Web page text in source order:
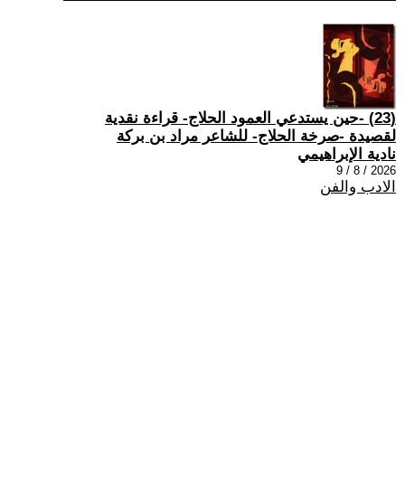
(23) -حين يستدعي العمود الحلاج- قراءة نقدية
لقصيدة -صرخة الحلاج- للشاعر مراد بن بركة
نادية الإبراهيمي
2026 / 8 / 9
الادب والفن